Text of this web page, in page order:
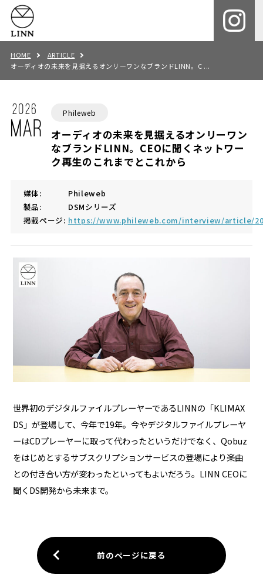
HOME
ARTICLE
オーディオの未来を見据えるオンリーワンなブランドLINN。C ...
2026
MAR
Phileweb
オーディオの未来を見据えるオンリーワン
なブランドLINN。CEOに聞くネットワー
ク再生のこれまでとこれから
媒体:
Phileweb
製品:
DSMシリーズ
掲載ページ: https://www.phileweb.com/interview/article/
世界初のデジタルファイルプレーヤーであるLINNの「KLIMAX
DS」が登場して、今年で19年。今やデジタルファイルプレーヤ
ーはCDプレーヤーに取って代わったというだけでなく、Qobuz
をはじめとするサブスクリプションサービスの登場により楽曲
との付き合い方が変わったといってもよいだろう。LINN CEOに
聞くDS開発から未来まで。
前のページに戻る